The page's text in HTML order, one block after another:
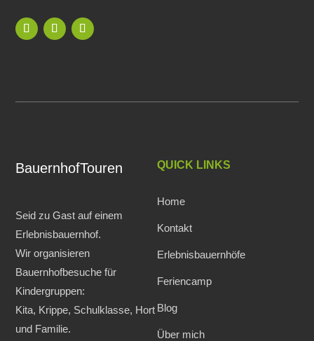
BauernhofTouren
Seid zu Gast auf einem
Erlebnisbauernhof.
Wir organisieren
Bauernhofbesuche für
Kindergruppen:
Kita, Krippe, Schulklasse, Hort
und Familie.
QUICK LINKS
Home
Kontakt
Erlebnisbauernhöfe
Feriencamp
Blog
Über mich